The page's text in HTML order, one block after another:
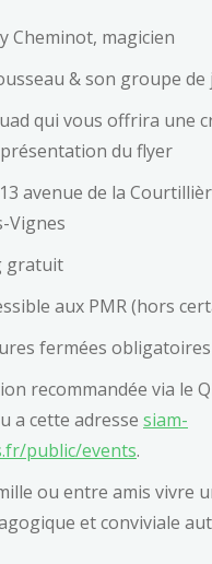
Cheminot, magicien
& son groupe de
qui vous offrira une
du flyer
avenue de la
Vignes
gratuit
aux PMR (hors
fermées
recommandée via le
a cette adresse siam-
public/events.
ou entre amis vivre
et conviviale